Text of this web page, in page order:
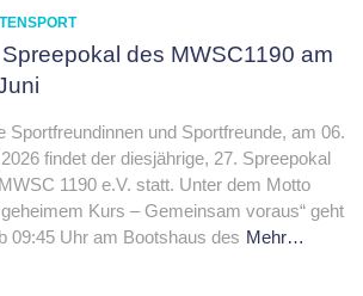
des MWSC1190 am
Sportfreundinnen und Sportfreunde, am 06.
findet der diesjährige, 27. Spreepokal
1190 e.V. statt. Unter dem Motto
geheimem Kurs – Gemeinsam voraus“ geht
09:45 Uhr am Bootshaus des Mehr…